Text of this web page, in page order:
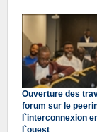
Ouverture des
forum sur le
l`interconnexion
l`ouest